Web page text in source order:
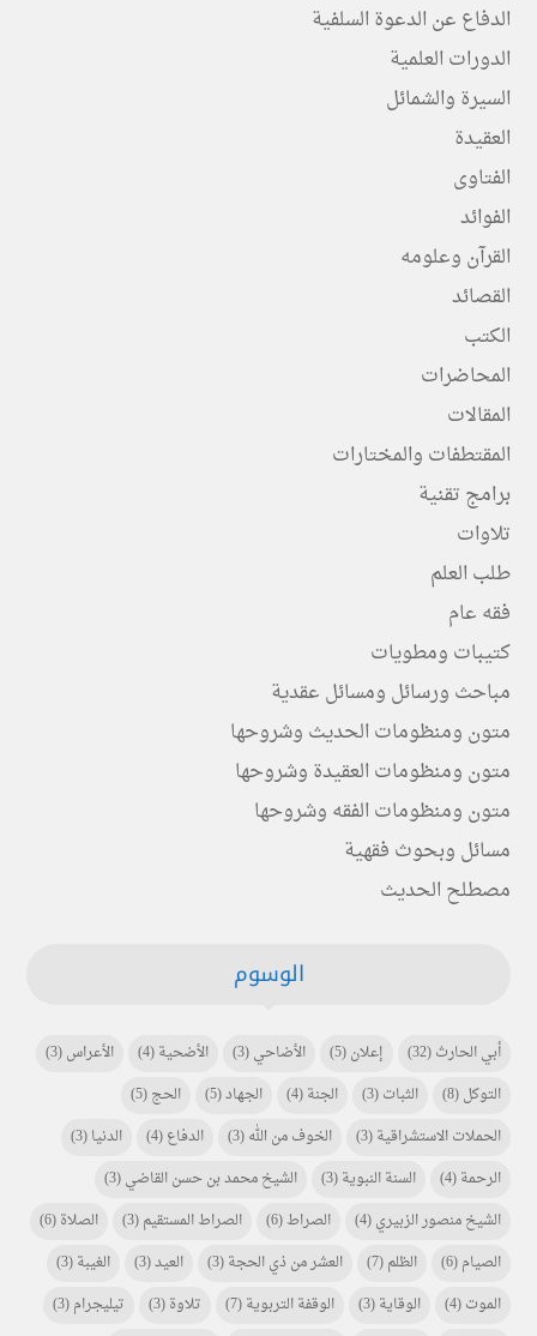
الدفاع عن الدعوة السلفية
الدورات العلمية
السيرة والشمائل
العقيدة
الفتاوى
الفوائد
القرآن وعلومه
القصائد
الكتب
المحاضرات
المقالات
المقتطفات والمختارات
برامج تقنية
تلاوات
طلب العلم
فقه عام
كتيبات ومطويات
مباحث ورسائل ومسائل عقدية
متون ومنظومات الحديث وشروحها
متون ومنظومات العقيدة وشروحها
متون ومنظومات الفقه وشروحها
مسائل وبحوث فقهية
مصطلح الحديث
الوسوم
أبي الحارث(32) إعلان(5) الأضاحي(3) الأضحية(4) الأعراس(3)
التوكل(8) الثبات(3) الجنة(4) الجهاد(5) الحج(5)
الحملات الاستشراقية(3) الخوف من الله(3) الدفاع(4) الدنيا(3)
الرحمة(4) السنة النبوية(3) الشيخ محمد بن حسن القاضي(3)
الشيخ منصور الزبيري(4) الصراط(6) الصراط المستقيم(3) الصلاة(6)
الصيام(6) الظلم(7) العشر من ذي الحجة(3) العيد(3) الغيبة(3)
الموت(4) الوقاية(3) الوقفة التربوية(7) تلاوة(3) تيليجرام(3)